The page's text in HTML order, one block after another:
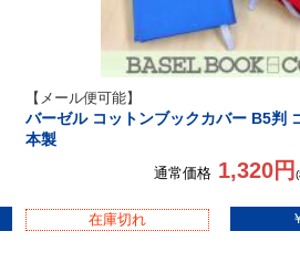
【メール便可能】
バーゼル コットンブックカバー B5判
本製
通常価格 1,320円
在庫切れ